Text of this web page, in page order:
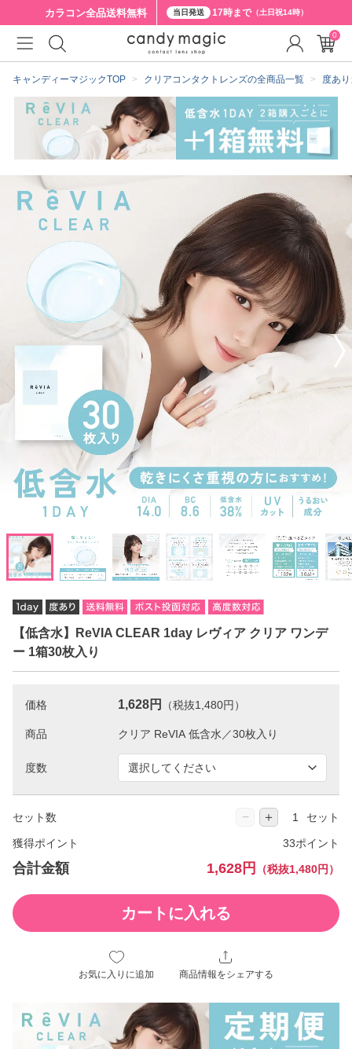
カラコン全品送料無料 当日発送 17時まで（土日祝14時）
キャンディーマジックTOP クリアコンタクトレンズの全商品一覧 度あ
【低含水】ReVIA CLEAR 1day レヴィア クリア ワンデ
ー 1箱30枚入り
価格 1,628円 （税抜1,480円）
商品
度数
セット数 − ＋ セット
獲得ポイント 33ポイント
合計金額 1,628円 （税抜1,480円）
カートに入れる
お気に入りに追加 商品情報をシェアする
0
クーポン詳細